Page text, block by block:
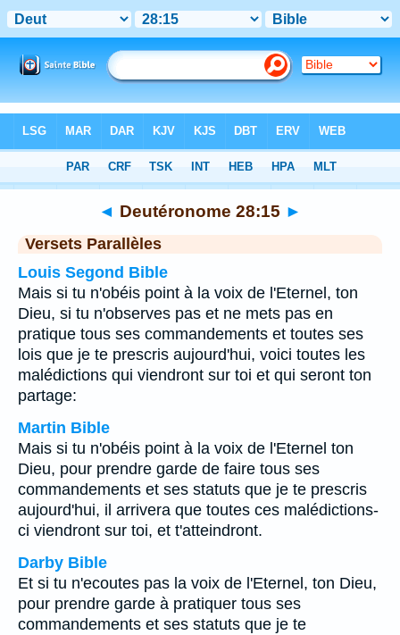
>Chapitre 28 > Verset 15
◄ Deutéronome 28:15 ►
Versets Parallèles
Louis Segond Bible
Mais si tu n'obéis point à la voix de l'Eternel, ton
Dieu, si tu n'observes pas et ne mets pas en
pratique tous ses commandements et toutes ses
lois que je te prescris aujourd'hui, voici toutes les
malédictions qui viendront sur toi et qui seront ton
partage:
Martin Bible
Mais si tu n'obéis point à la voix de l'Eternel ton
Dieu, pour prendre garde de faire tous ses
commandements et ses statuts que je te prescris
aujourd'hui, il arrivera que toutes ces malédictions-
ci viendront sur toi, et t'atteindront.
Darby Bible
Et si tu n'ecoutes pas la voix de l'Eternel, ton Dieu,
pour prendre garde à pratiquer tous ses
commandements et ses statuts que je te